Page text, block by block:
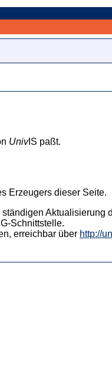
UnivIS paßt.
Erzeugers dieser Seite.
Aktualisierung
Schnittstelle.
erreichbar über http://